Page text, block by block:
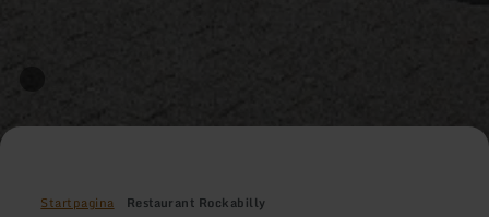
Startpagina Restaurant Rockabilly